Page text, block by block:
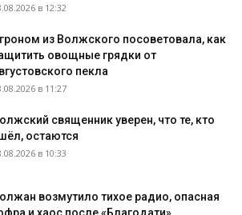
в 12:32
из Волжского посоветовала, как
овощные грядки от
пекла
в 11:27
священник уверен, что те, кто
остаются
в 10:33
возмутило тихое радио, опасная